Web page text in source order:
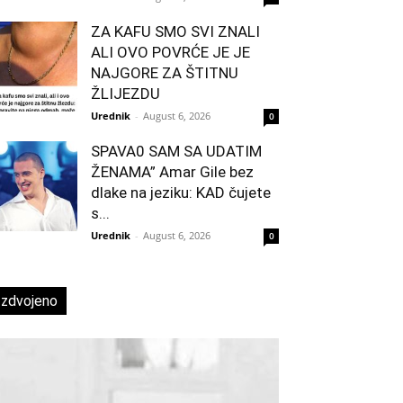
ZA KAFU SMO SVI ZNALI
ALI OVO POVRĆE JE JE
NAJGORE ZA ŠTITNU
ŽLIJEZDU
Urednik - August 6, 2026 0
SPAVA0 SAM SA UDATIM
ŽENAMA” Amar Gile bez
dlake na jeziku: KAD čujete
s...
Urednik - August 6, 2026 0